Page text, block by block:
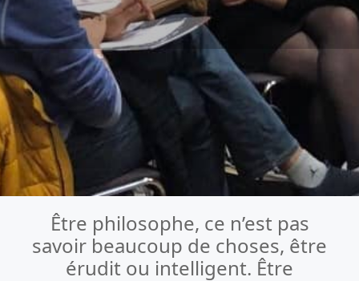
Être philosophe, ce n’est pas
savoir beaucoup de choses, être
érudit ou intelligent. Être